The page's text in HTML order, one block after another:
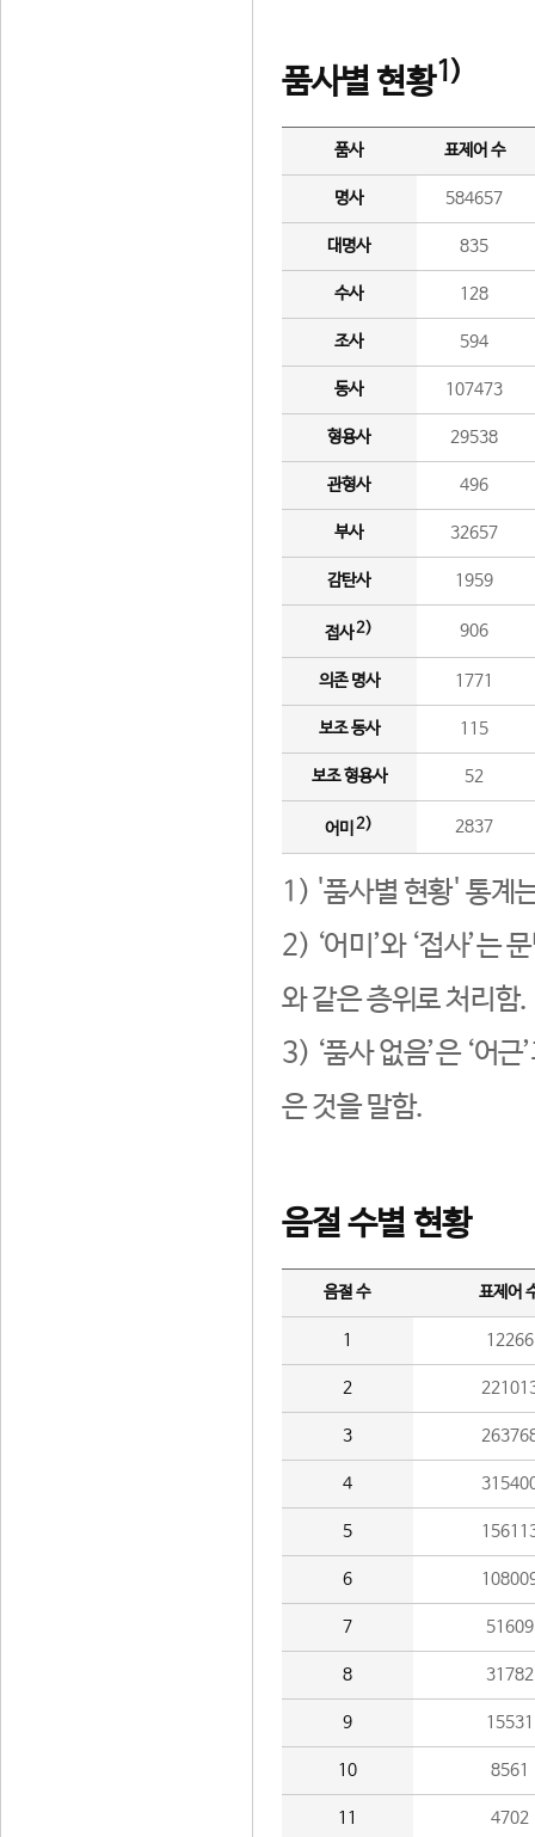
품사별 현황1)
품사 표제어 수
명사 584657
대명사 835
수사 128
조사 594
동사 107473
형용사 29538
관형사 496
부사 32657
감탄사 1959
접사2) 906
의존 명사 1771
보조 동사 115
보조 형용사 52
어미 2) 2837
1) '품사별 현황' 통계
2) ‘어미’와 ‘접사’는
와 같은 층위로 처리함.
3) ‘품사 없음’은 ‘어
은 것을 말함.
음절 수별 현황
음절 수 표제어
1 12266
2
3
4
5
6
7 51609
8 31782
9 15531
10 8561
11 4702